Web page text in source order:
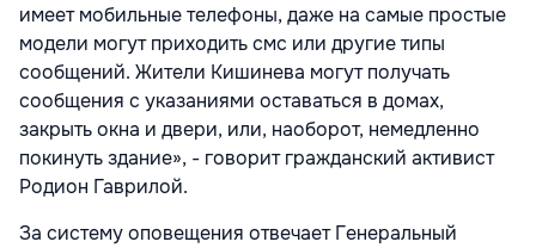
имеет мобильные телефоны, даже на самые простые
модели могут приходить смс или другие типы
сообщений. Жители Кишинева могут получать
сообщения с указаниями оставаться в домах,
закрыть окна и двери, или, наоборот, немедленно
покинуть здание», - говорит гражданский активист
Родион Гаврилой.
За систему оповещения отвечает Генеральный